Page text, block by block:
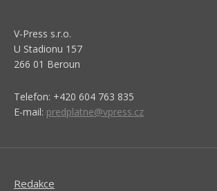
V-Press s.r.o.
U Stadionu 157
266 01 Beroun
Telefon: +420 604 763 835
E-mail: predplatne@vpress.cz
Redakce